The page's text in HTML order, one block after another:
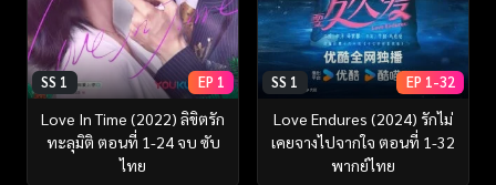
SS 1 EP 1
Love In Time (2022) ลิขิตรัก
ทะลุมิติ ตอนที่ 1-24 จบ ซับ
ไทย
SS 1 EP 1-32
Love Endures (2024) รักไม่
เคยจางไปจากใจ ตอนที่ 1-32
พากย์ไทย